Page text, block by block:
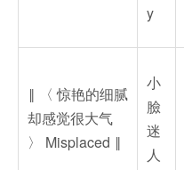
y
‖ 〈 惊艳的细腻
却感觉很大气
〉 Misplaced ‖
小
臉
迷
人